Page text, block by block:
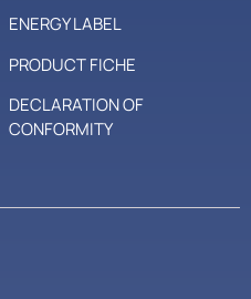
ENERGY LABEL
PRODUCT FICHE
DECLARATION OF
CONFORMITY